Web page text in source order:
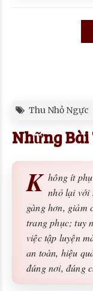
Thu Nhỏ Ngực
Những Bài
K hông ít
nhỏ lại với
gàng hơn, giảm
trang phục; tuy
việc tập luyện
an toàn, hiệu
đúng nơi, đúng